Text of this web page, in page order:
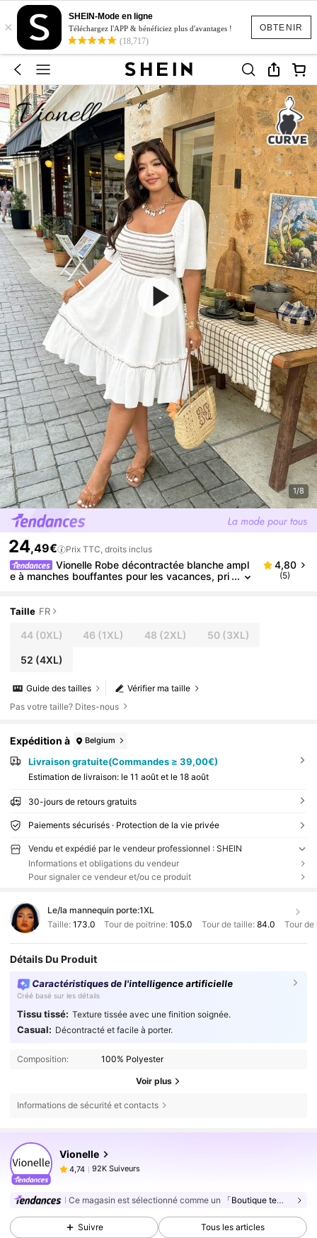
OBTENIR
×
SHEIN-Mode en ligne
Téléchargez l'APP & bénéficiez plus d'avantages !
(18,717)
1/8
24,49€ Prix TTC, droits inclus
Vionelle Robe décontractée blanche ampl
e à manches bouffantes pour les vacances, pri
4,80
(5)
Taille FR
44(0XL) 46 (1XL) 48 (2XL) 50(3XL)
52 (4XL)
Vérifier ma taille
Guide des tailles
Pas votre taille? Dites-nous
Expédition à Belgium
Livraison gratuite(Commandes ≥ 39,00€)
Estimation de livraison: le 11 août et le 18 août
30-jours de retours gratuits
Paiements sécurisés · Protection de la vie privée
Vendu et expédié par le vendeur professionnel : SHEIN
Informations et obligations du vendeur
Pour signaler ce vendeur et/ou ce produit
Le/la mannequin porte:1XL
Taille: 173.0 Tour de poitrine:105.0 Tour de taille: 84.0 Tour
Détails Du Produit
Caractéristiques de l'intelligence artificielle
Créé basé sur les détails
Tissu tissé: Texture tissée avec une finition soignée.
Casual: Décontracté et facile à porter.
Composition: 100% Polyester
Voir plus
Informations de sécurité et contacts
Vionelle
4,74
92K Suiveurs
r***2est en train de naviguer
92K Suiveurs
4,74 92K Suiveurs
Ce magasin est sélectionné comme un 「Boutique tendance」
Suivre Tous les articles